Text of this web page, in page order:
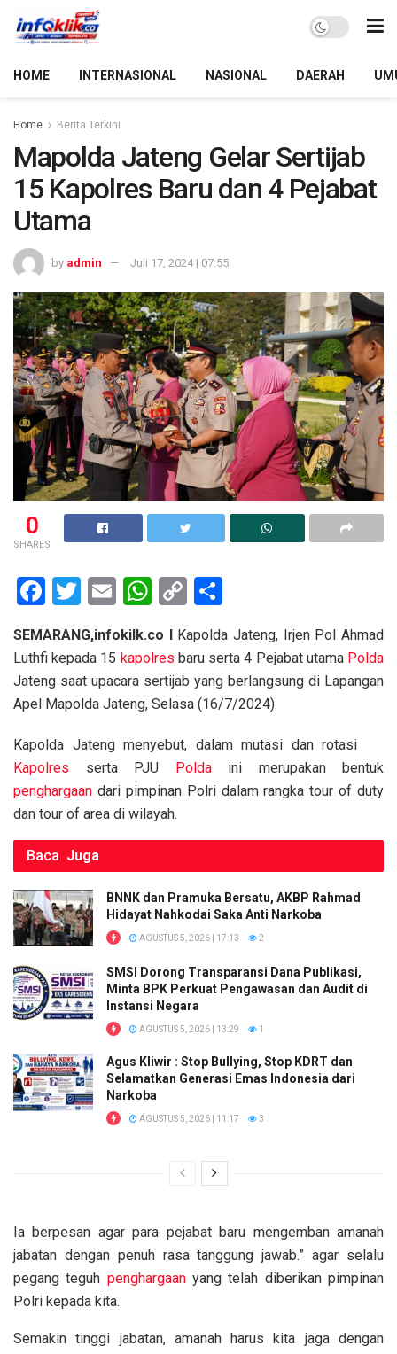
HOME INTERNASIONAL NASIONAL DAERAH
Home Berita Terkini
Mapolda Jateng Gelar Sertijab
15 Kapolres Baru dan 4 Pejabat
Utama
by admin Juli 17, 2024 | 07:55
0
SHARES
F
ce
b
o
o
k
T
tt
er
E
ail
W
at
s
A
p
p
C
py
Li
n
k
ar
e
SEMARANG,infokilk.co IKapolda Jateng, Irjen Pol Ahmad
Luthfi kepada 15 kapolres baru serta 4 Pejabat utama Polda
Jateng saat upacara sertijab yang berlangsung di Lapangan
Apel Mapolda Jateng, Selasa (16/7/2024).
Kapolda Jateng menyebut, dalam mutasi dan rotasi
Kapolres serta PJU Poldaini merupakan bentuk
penghargaan dari pimpinan Polri dalam rangka tour of duty
dan tour of area di wilayah.
Baca Juga
BNNK dan Pramuka Bersatu, AKBP Rahmad
Hidayat Nahkodai Saka Anti Narkoba
AGUSTUS 5, 2026 | 17:13 2
SMSI Dorong Transparansi Dana Publikasi,
Minta BPK Perkuat Pengawasan dan Audit di
Instansi Negara
AGUSTUS 5, 2026 | 13:29 1
Agus Kliwir : Stop Bullying, Stop KDRT dan
Selamatkan Generasi Emas Indonesia dari
Narkoba
AGUSTUS 5, 2026 | 11:17 3
Ia berpesan agar para pejabat baru mengemban amanah
jabatan dengan penuh rasa tanggung jawab.” agar selalu
pegang teguh penghargaanyang telah diberikan pimpinan
Polri kepada kita.
Semakin tinggi jabatan, amanah harus kita jaga dengan